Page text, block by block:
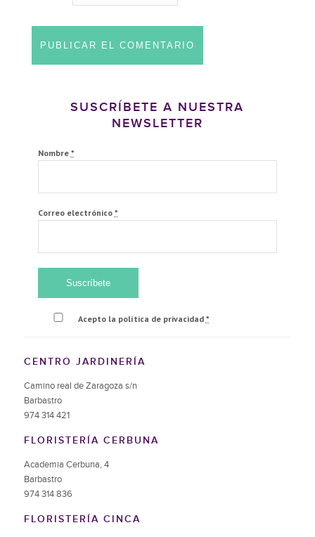
SUSCRÍBETE A NUESTRA
NEWSLETTER
Nombre *
Correo electrónico *
Acepto la política de privacidad *
CENTRO JARDINERÍA
Camino real de Zaragoza s/n
Barbastro
974 314 421
FLORISTERÍA CERBUNA
Academia Cerbuna, 4
Barbastro
974 314 836
FLORISTERÍA CINCA